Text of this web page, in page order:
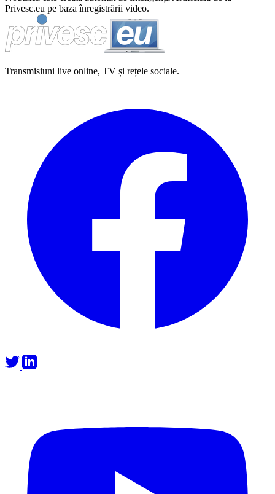
Privesc.eu pe baza înregistrării video.
Transmisiuni live online, TV și rețele sociale.